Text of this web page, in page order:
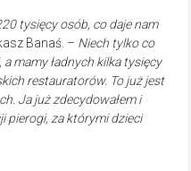
tysięcy osób, co daje nam
Banaś. – Niech tylko co
mamy ładnych kilka tysięcy
restauratorów. To już jest
Ja już zdecydowałem i
pierogi, za którymi dzieci